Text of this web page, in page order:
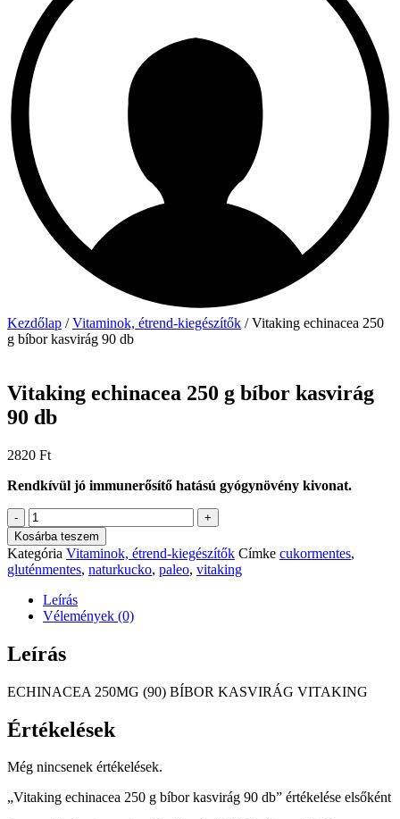
Kezdőlap /Vitaminok, étrend-kiegészítők / Vitaking echinacea 250
g bíbor kasvirág 90 db
Vitaking echinacea 250 g bíbor kasvirág
90 db
2820 Ft
Rendkívül jó immunerősítő hatású gyógynövény kivonat.
-
Vitaking
echinacea
250
g
bíbor
kasvirág
90
mennyiség
+
Kosárba teszem
Kategória Vitaminok, étrend-kiegészítők Címke cukormentes,
gluténmentes, naturkucko, paleo, vitaking
Leírás
Vélemények (0)
Leírás
ECHINACEA 250MG (90) BÍBOR KASVIRÁG VITAKING
Értékelések
Még nincsenek értékelések.
„Vitaking echinacea 250 g bíbor kasvirág 90 db” értékelése elsőként